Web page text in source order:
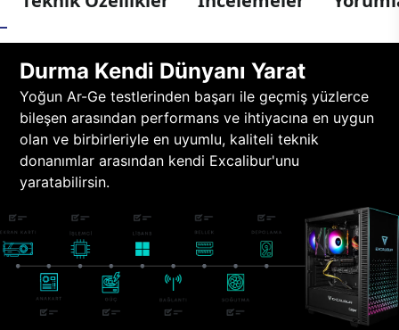
Durma Kendi Dünyanı Yarat
Yoğun Ar-Ge testlerinden başarı ile geçmiş yüzlerce
bileşen arasından performans ve ihtiyacına en uygun
olan ve birbirleriyle en uyumlu, kaliteli teknik
donanımlar arasından kendi Excalibur'unu
yaratabilirsin.